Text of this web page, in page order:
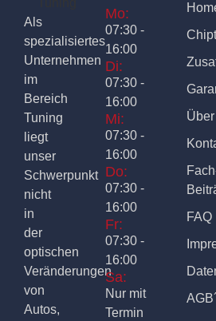
Als
spezialisiertes
Unternehmen
im
Bereich
Tuning
liegt
unser
Schwerpunkt
nicht
in
der
optischen
Veränderungen
von
Autos,
Mo:
07:30 -
16:00
Di:
07:30 -
16:00
Mi:
07:30 -
16:00
Do:
07:30 -
16:00
Fr:
07:30 -
16:00
Sa:
Nur mit
Termin
FAQ